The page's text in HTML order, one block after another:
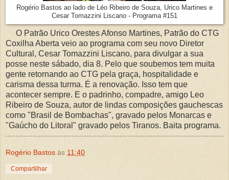
Rogério Bastos ao lado de Léo Ribeiro de Souza, Urico Martines e
Cesar Tomazzini Liscano - Programa #151
O Patrão Urico Orestes Afonso Martines, Patrão do CTG
Coxilha Aberta veio ao programa com seu novo Diretor
Cultural, Cesar Tomazzini Liscano, para divulgar a sua
posse neste sábado, dia 8. Pelo que soubemos tem muita
gente retornando ao CTG pela graça, hospitalidade e
carisma dessa turma. É a renovação. Isso tem que
acontecer sempre. E o padrinho, compadre, amigo Leo
Ribeiro de Souza, autor de lindas composições gauchescas
como "Brasil de Bombachas", gravado pelos Monarcas e
"Gaúcho do Litoral" gravado pelos Tiranos. Baita programa.
Rogério Bastos às 11:40
Compartilhar